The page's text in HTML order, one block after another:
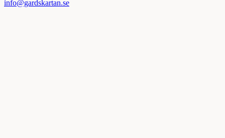
info@gardskartan.se